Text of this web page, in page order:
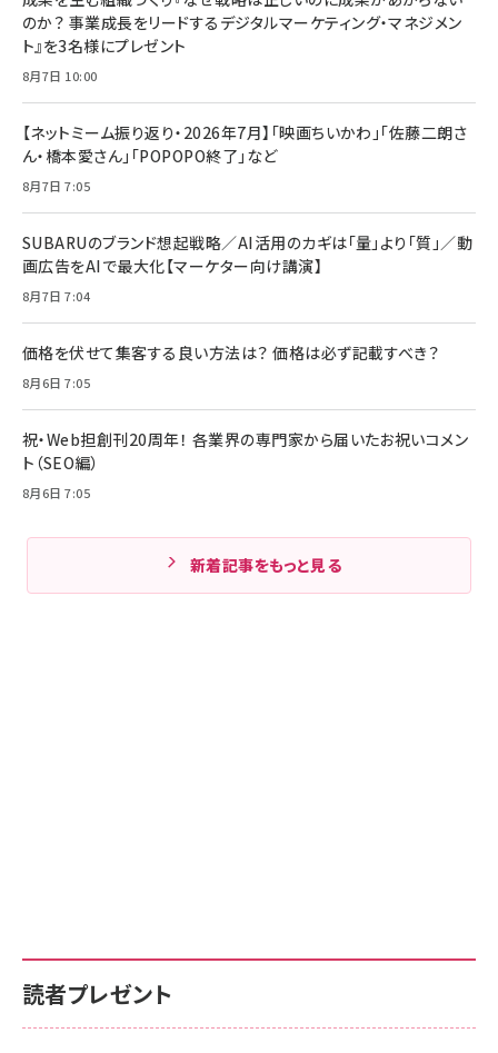
のか？ 事業成長をリードするデジタルマーケティング・マネジメン
ト』を3名様にプレゼント
8月7日 10:00
【ネットミーム振り返り・2026年7月】「映画ちいかわ」「佐藤二朗さ
ん・橋本愛さん」「POPOPO終了」など
8月7日 7:05
SUBARUのブランド想起戦略／AI活用のカギは「量」より「質」／動
画広告をAIで最大化【マーケター向け講演】
8月7日 7:04
価格を伏せて集客する良い方法は？ 価格は必ず記載すべき？
8月6日 7:05
祝・Web担創刊20周年！ 各業界の専門家から届いたお祝いコメン
ト（SEO編）
8月6日 7:05
新着記事をもっと見る
読者プレゼント